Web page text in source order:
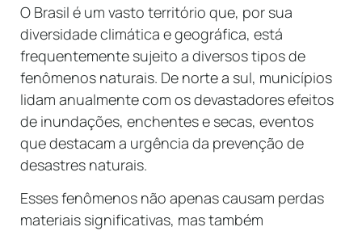
O Brasil é um vasto território que, por sua
diversidade climática e geográfica, está
frequentemente sujeito a diversos tipos de
fenômenos naturais. De norte a sul, municípios
lidam anualmente com os devastadores efeitos
de inundações, enchentes e secas, eventos
que destacam a urgência da prevenção de
desastres naturais.
Esses fenômenos não apenas causam perdas
materiais significativas, mas também